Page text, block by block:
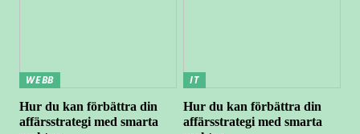
WEBB
Hur du kan förbättra din
affärsstrategi med smarta
IT
Hur du kan förbättra din
affärsstrategi med smarta